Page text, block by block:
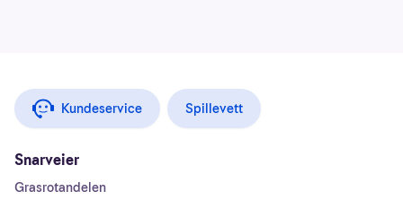
Kundeservice Spillevett
Snarveier
Grasrotandelen